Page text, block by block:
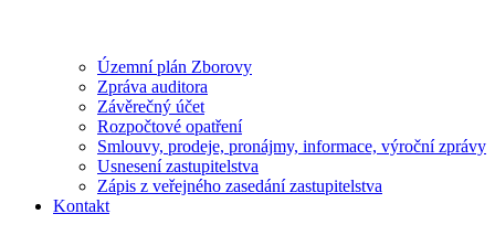
Územní plán Zborovy
Zpráva auditora
Závěrečný účet
Rozpočtové opatření
Smlouvy, prodeje, pronájmy, informace, výroční zprávy
Usnesení zastupitelstva
Zápis z veřejného zasedání zastupitelstva
Kontakt